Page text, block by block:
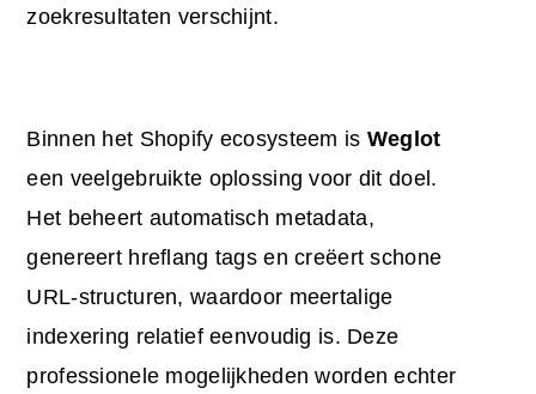
zoekresultaten verschijnt.
Binnen het Shopify ecosysteem is Weglot
een veelgebruikte oplossing voor dit doel.
Het beheert automatisch metadata,
genereert hreflang tags en creëert schone
URL-structuren, waardoor meertalige
indexering relatief eenvoudig is. Deze
professionele mogelijkheden worden echter